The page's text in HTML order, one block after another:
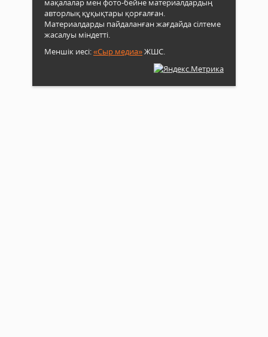
авторлық құқықтары қорғалған.
Материалдарды пайдаланған жағдайда сілтеме
жасалуы міндетті.
Меншік иесі:«Сыр медиа»ЖШС.